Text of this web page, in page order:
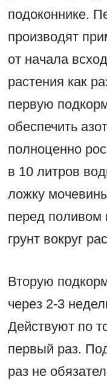
подоконнике.
производят
от начала
растения как
первую
обеспечить
полноценно
в 10 литров
ложку
перед поливом
грунт вокруг
Вторую
через 2-3
Действуют по
первый раз.
раз не